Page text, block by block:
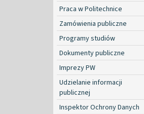
Praca w Politechnice
Zamówienia publiczne
Programy studiów
Dokumenty publiczne
Imprezy PW
Udzielanie informacji
publicznej
Inspektor Ochrony Danych